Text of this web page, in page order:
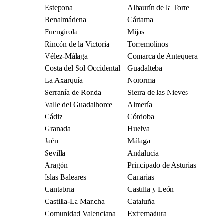
Estepona
Alhaurín de la Torre
Benalmádena
Cártama
Fuengirola
Mijas
Rincón de la Victoria
Torremolinos
Vélez-Málaga
Comarca de Antequera
Costa del Sol Occidental
Guadalteba
La Axarquía
Nororma
Serranía de Ronda
Sierra de las Nieves
Valle del Guadalhorce
Almería
Cádiz
Córdoba
Granada
Huelva
Jaén
Málaga
Sevilla
Andalucía
Aragón
Principado de Asturias
Islas Baleares
Canarias
Cantabria
Castilla y León
Castilla-La Mancha
Cataluña
Comunidad Valenciana
Extremadura